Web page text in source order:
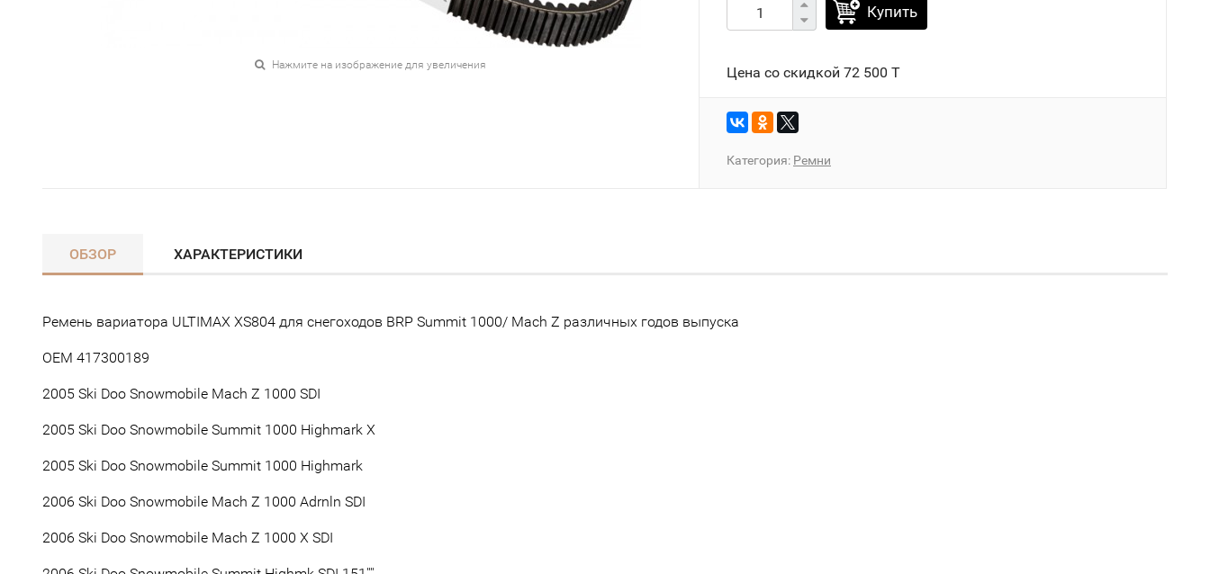
Нажмите на изображение для увеличения
Купить
Цена со скидкой 72 500 T
Категория: Ремни
ОБЗОР ХАРАКТЕРИСТИКИ
Ремень вариатора ULTIMAX XS804 для снегоходов BRP Summit 1000/ Mach Z различных годов выпуска
OEM 417300189
2005 Ski Doo Snowmobile Mach Z 1000 SDI
2005 Ski Doo Snowmobile Summit 1000 Highmark X
2005 Ski Doo Snowmobile Summit 1000 Highmark
2006 Ski Doo Snowmobile Mach Z 1000 Adrnln SDI
2006 Ski Doo Snowmobile Mach Z 1000 X SDI